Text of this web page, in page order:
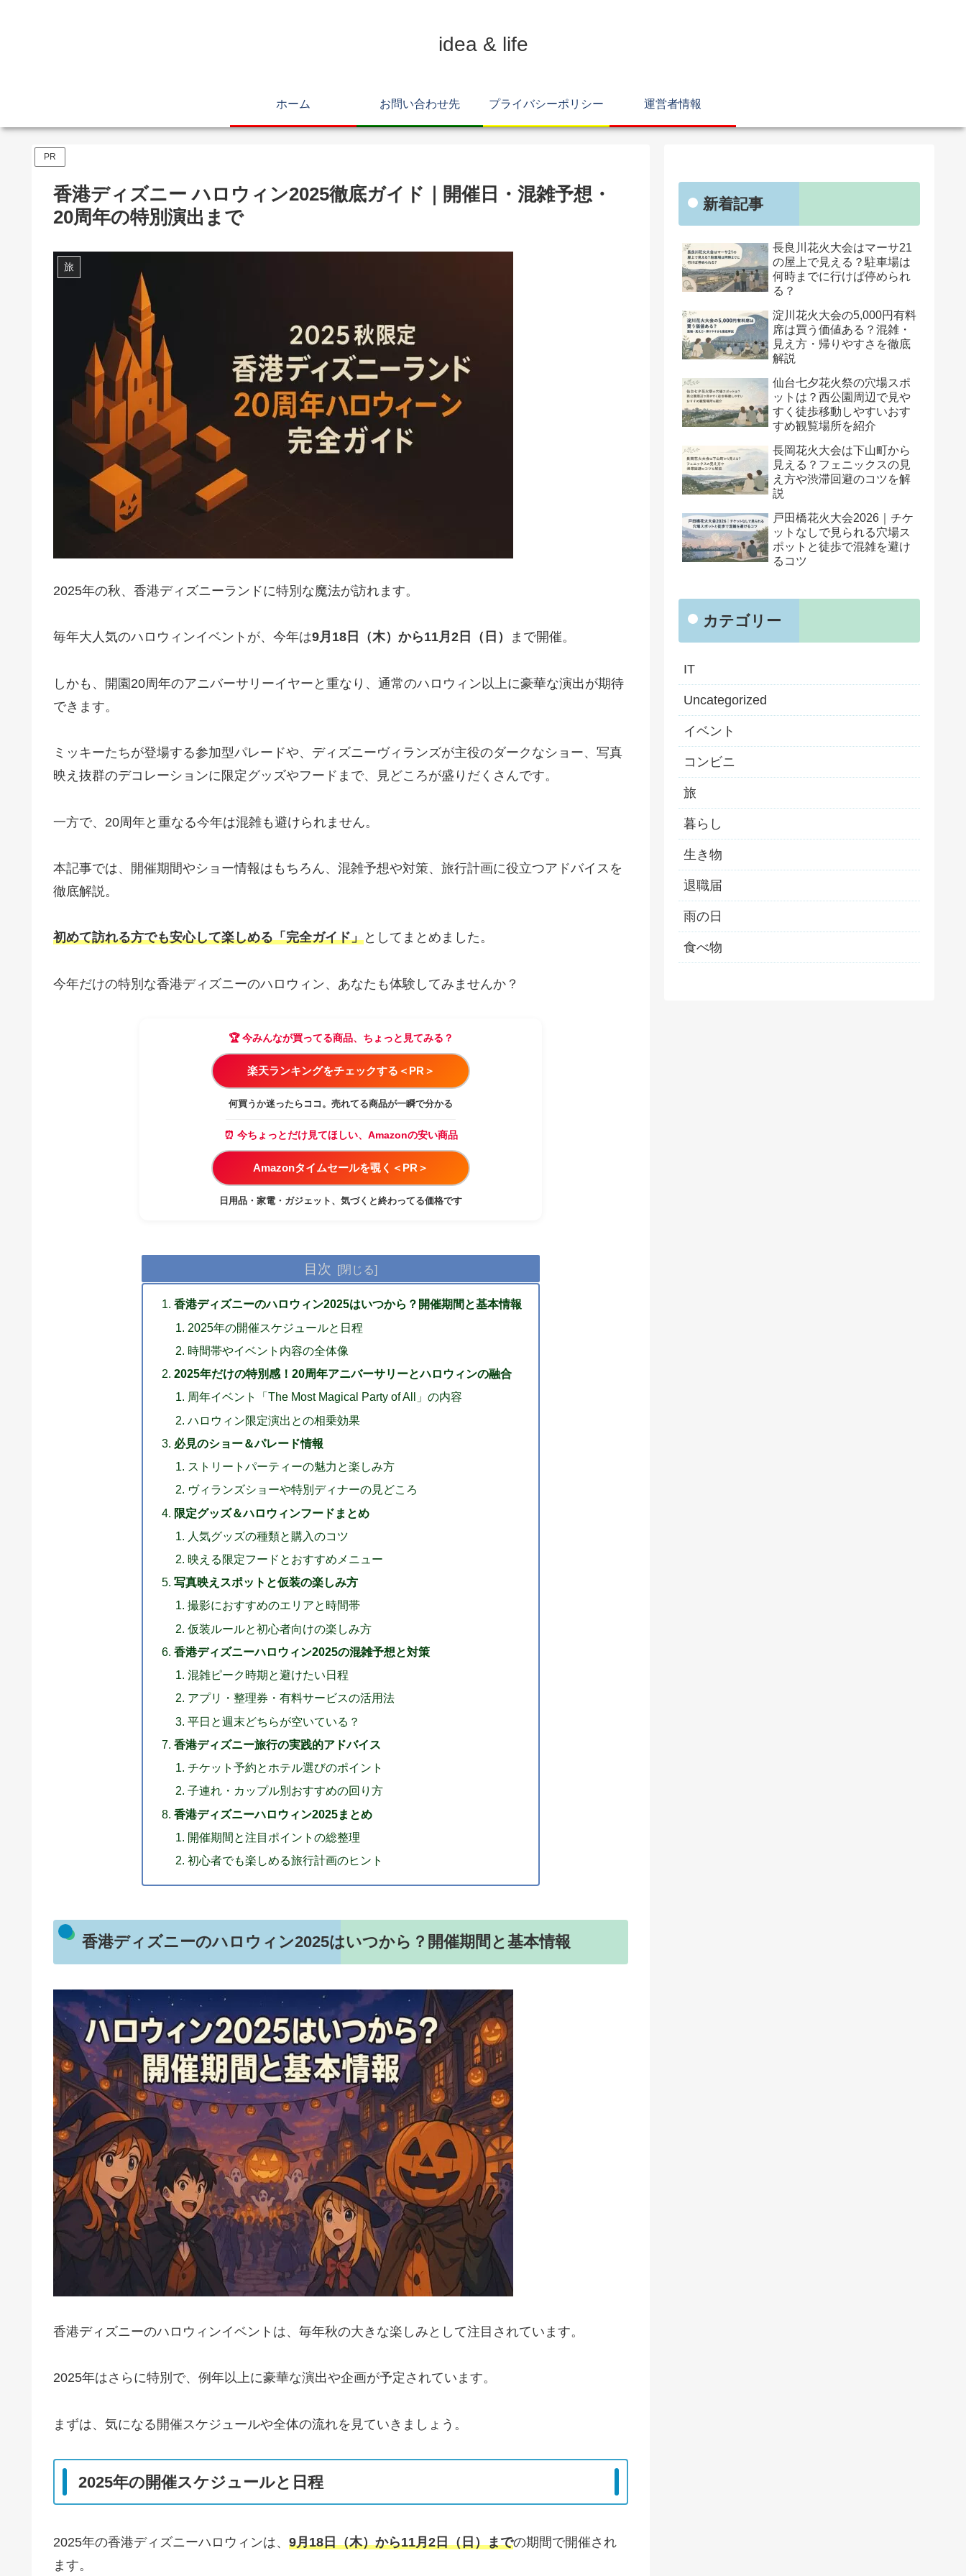
idea & life
ホーム お問い合わせ先 プライバシーポリシー 運営者情報
PR
香港ディズニー ハロウィン2025徹底ガイド｜開催日・混雑予想・
20周年の特別演出まで
旅
2025年の秋、香港ディズニーランドに特別な魔法が訪れます。
毎年大人気のハロウィンイベントが、今年は9月18日（木）から11月2日（日） まで開催。
しかも、開園20周年のアニバーサリーイヤーと重なり、通常のハロウィン以上に豪華な演出が期待
できます。
ミッキーたちが登場する参加型パレードや、ディズニーヴィランズが主役のダークなショー、写真
映え抜群のデコレーションに限定グッズやフードまで、見どころが盛りだくさんです。
一方で、20周年と重なる今年は混雑も避けられません。
本記事では、開催期間やショー情報はもちろん、混雑予想や対策、旅行計画に役立つアドバイスを
徹底解説。
初めて訪れる方でも安心して楽しめる「完全ガイド」としてまとめました。
今年だけの特別な香港ディズニーのハロウィン、あなたも体験してみませんか？
🏆 今みんなが買ってる商品、ちょっと見てみる？
楽天ランキングをチェックする＜PR＞
何買うか迷ったらココ。売れてる商品が一瞬で分かる
⏰ 今ちょっとだけ見てほしい、Amazonの安い商品
Amazonタイムセールを覗く＜PR＞
日用品・家電・ガジェット、気づくと終わってる価格です
目次
香港ディズニーのハロウィン2025はいつから？開催期間と基本情報
2025年の開催スケジュールと日程
時間帯やイベント内容の全体像
2025年だけの特別感！20周年アニバーサリーとハロウィンの融合
周年イベント「The Most Magical Party of All」の内容
ハロウィン限定演出との相乗効果
必見のショー＆パレード情報
ストリートパーティーの魅力と楽しみ方
ヴィランズショーや特別ディナーの見どころ
限定グッズ＆ハロウィンフードまとめ
人気グッズの種類と購入のコツ
映える限定フードとおすすめメニュー
写真映えスポットと仮装の楽しみ方
撮影におすすめのエリアと時間帯
仮装ルールと初心者向けの楽しみ方
香港ディズニーハロウィン2025の混雑予想と対策
混雑ピーク時期と避けたい日程
アプリ・整理券・有料サービスの活用法
平日と週末どちらが空いている？
香港ディズニー旅行の実践的アドバイス
チケット予約とホテル選びのポイント
子連れ・カップル別おすすめの回り方
香港ディズニーハロウィン2025まとめ
開催期間と注目ポイントの総整理
初心者でも楽しめる旅行計画のヒント
香港ディズニーのハロウィン2025はいつから？開催期間と基本情報
香港ディズニーのハロウィンイベントは、毎年秋の大きな楽しみとして注目されています。
2025年はさらに特別で、例年以上に豪華な演出や企画が予定されています。
まずは、気になる開催スケジュールや全体の流れを見ていきましょう。
2025年の開催スケジュールと日程
2025年の香港ディズニーハロウィンは、 9月18日（木）から11月2日（日）までの期間で開催され
ます。
新着記事
長良川花火大会はマーサ21
の屋上で見える？駐車場は
何時までに行けば停められ
る？
淀川花火大会の5,000円有料
席は買う価値ある？混雑・
見え方・帰りやすさを徹底
解説
仙台七夕花火祭の穴場スポ
ットは？西公園周辺で見や
すく徒歩移動しやすいおす
すめ観覧場所を紹介
長岡花火大会は下山町から
見える？フェニックスの見
え方や渋滞回避のコツを解
説
戸田橋花火大会2026｜チケ
ットなしで見られる穴場ス
ポットと徒歩で混雑を避け
るコツ
カテゴリー
IT
Uncategorized
イベント
コンビニ
旅
暮らし
生き物
退職届
雨の日
食べ物